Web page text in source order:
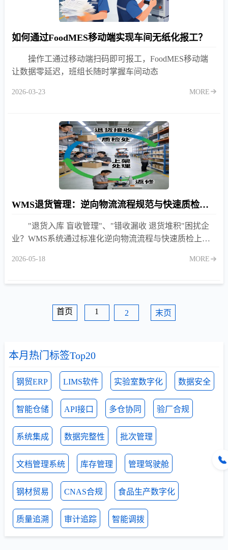
如何通过FoodMES移动端实现车间无纸化报工？
操作工通过移动端扫码即可报工，FoodMES移动端
让数据零延迟，班组长随时掌握车间动态
2026-03-23 MORE
WMS退货管理：逆向物流流程规范与快速质检上架
"退货入库 盲收管理"、"错收漏收 退货堆积"困扰企
业？WMS系统通过标准化逆向物流流程与快速质检上
2026-05-18 MORE
本月热门标签Top20
钢贸ERP LIMS软件 实验室数字化 数据安全
智能仓储 API接口 多仓协同 验厂合规
系统集成 数据完整性 批次管理
文档管理系统 库存管理 管理驾驶舱
钢材贸易 CNAS合规 食品生产数字化
质量追溯 审计追踪 智能调拨
首页 1 2 末页